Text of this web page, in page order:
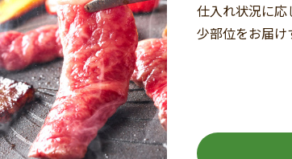
仕入れ状況に
少部位をお届